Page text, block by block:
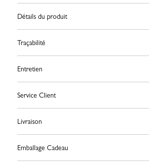
Détails du produit
Traçabilité
Entretien
Service Client
Livraison
Emballage Cadeau